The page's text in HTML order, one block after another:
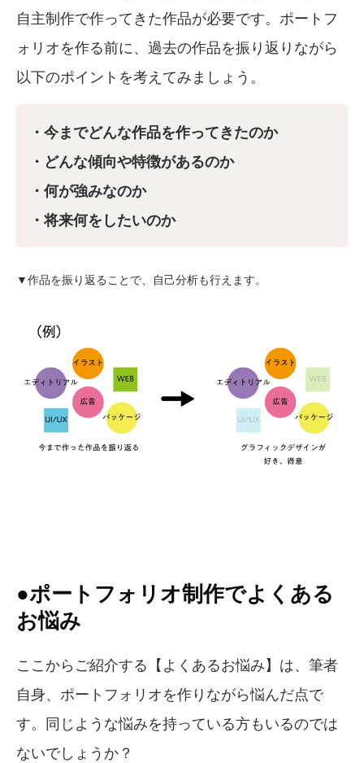
自主制作で作ってきた作品が必要です。ポートフ
ォリオを作る前に、過去の作品を振り返りながら
以下のポイントを考えてみましょう。
・今までどんな作品を作ってきたのか
・どんな傾向や特徴があるのか
・何が強みなのか
・将来何をしたいのか
▼作品を振り返ることで、自己分析も行えます。
●ポートフォリオ制作でよくある
お悩み
ここからご紹介する【よくあるお悩み】は、筆者
自身、ポートフォリオを作りながら悩んだ点で
す。同じような悩みを持っている方もいるのでは
ないでしょうか？